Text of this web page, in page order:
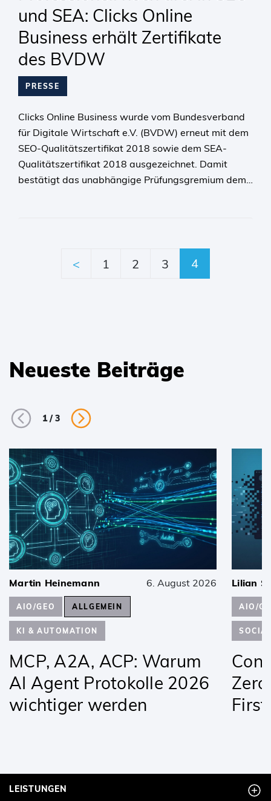
und SEA: Clicks Online
Business erhält Zertifikate
des BVDW
PRESSE
Clicks Online Business wurde vom Bundesverband
für Digitale Wirtschaft e.V. (BVDW) erneut mit dem
SEO-Qualitätszertifikat 2018 sowie dem SEA-
Qualitätszertifikat 2018 ausgezeichnet. Damit
bestätigt das unabhängige Prüfungsgremium dem…
< 1 2 3 4
Neueste Beiträge
1/3
Martin Heinemann 6. August 2026
AIO/GEO ALLGEMEIN
KI & AUTOMATION
MCP, A2A, ACP: Warum
AI Agent Protokolle 2026
wichtiger werden
Lilian
AIO/
LEISTUNGEN